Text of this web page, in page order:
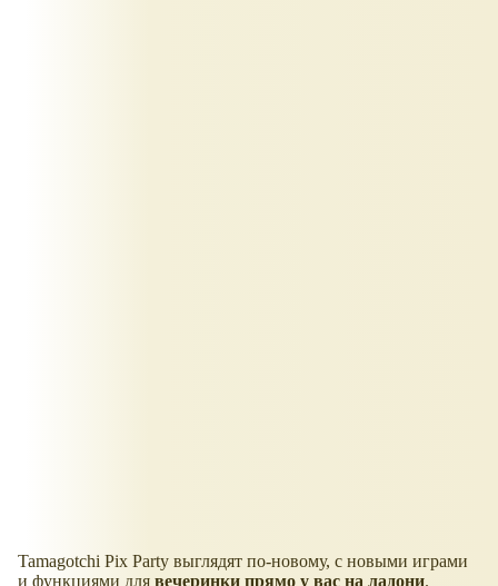
Tamagotchi Pix Party выглядят по-новому, с новыми играми
и функциями для вечеринки прямо у вас на ладони.